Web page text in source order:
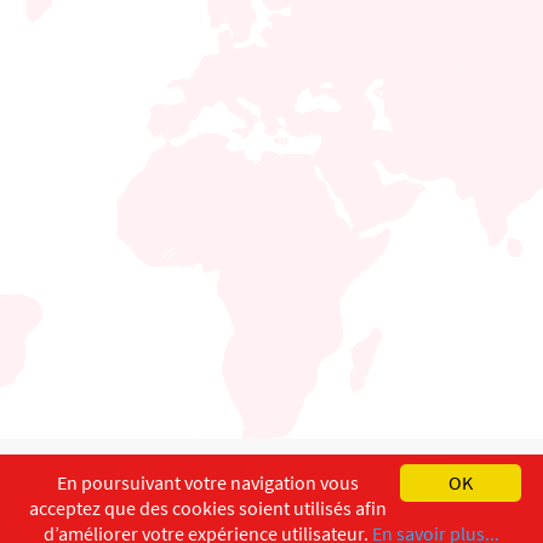
English Français
Copyright ©ISEC-AdW Impressum
OK
En poursuivant votre navigation vous
acceptez que des cookies soient utilisés afin
d’améliorer votre expérience utilisateur. En savoir plus...